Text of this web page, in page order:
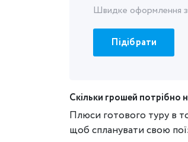
Швидке оформлення
Підібрати
Скільки грошей потрібно
Плюси готового туру в
щоб спланувати свою